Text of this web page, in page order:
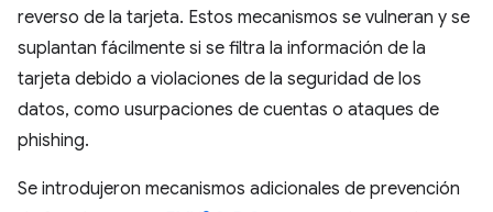
reverso de la tarjeta. Estos mecanismos se vulneran y se
suplantan fácilmente si se filtra la información de la
tarjeta debido a violaciones de la seguridad de los
datos, como usurpaciones de cuentas o ataques de
phishing.
Se introdujeron mecanismos adicionales de prevención